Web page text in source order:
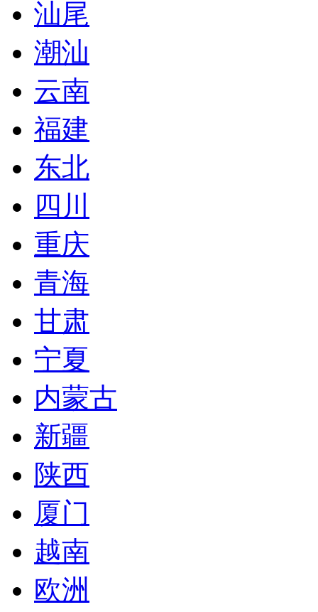
汕尾
潮汕
云南
福建
东北
四川
重庆
青海
甘肃
宁夏
内蒙古
新疆
陕西
厦门
越南
欧洲